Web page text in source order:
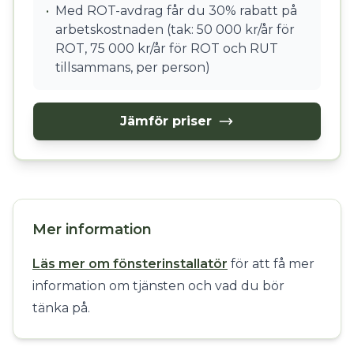
• Med ROT-avdrag får du 30% rabatt på
arbetskostnaden (tak: 50 000 kr/år för
ROT, 75 000 kr/år för ROT och RUT
tillsammans, per person)
Jämför priser
Mer information
Läs mer om fönsterinstallatör för att få mer
information om tjänsten och vad du bör
tänka på.